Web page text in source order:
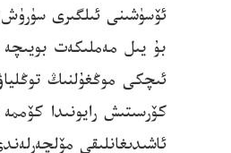
ئۆسۈشىنى ئىلگىرى
بۇ يىل مەملىكەت
ئىچكى موڭغۇلنىڭ
ئاشىدىغانلىقى